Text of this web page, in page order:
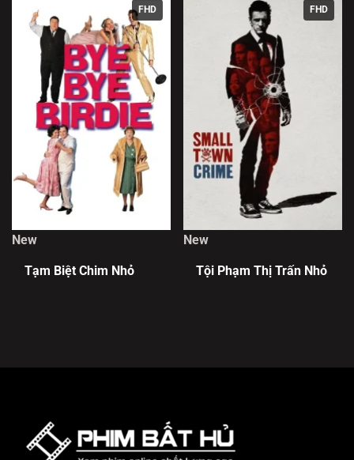
FHD
New
Tạm Biệt Chim Nhỏ
FHD
New
Tội Phạm Thị Trấn Nhỏ